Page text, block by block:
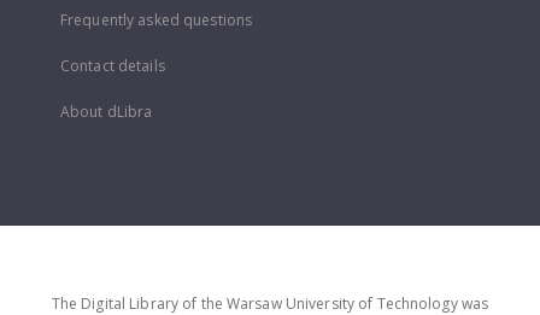
Frequently asked questions
Contact details
About dLibra
The Digital Library of the Warsaw University of Technology was